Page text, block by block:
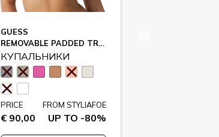
GUESS
REMOVABLE PADDED TRIANGLE / E2GJ51
КУПАЛЬНИКИ
PRICE
€ 90,00
FROM STYLIAFOE
UP TO -80%